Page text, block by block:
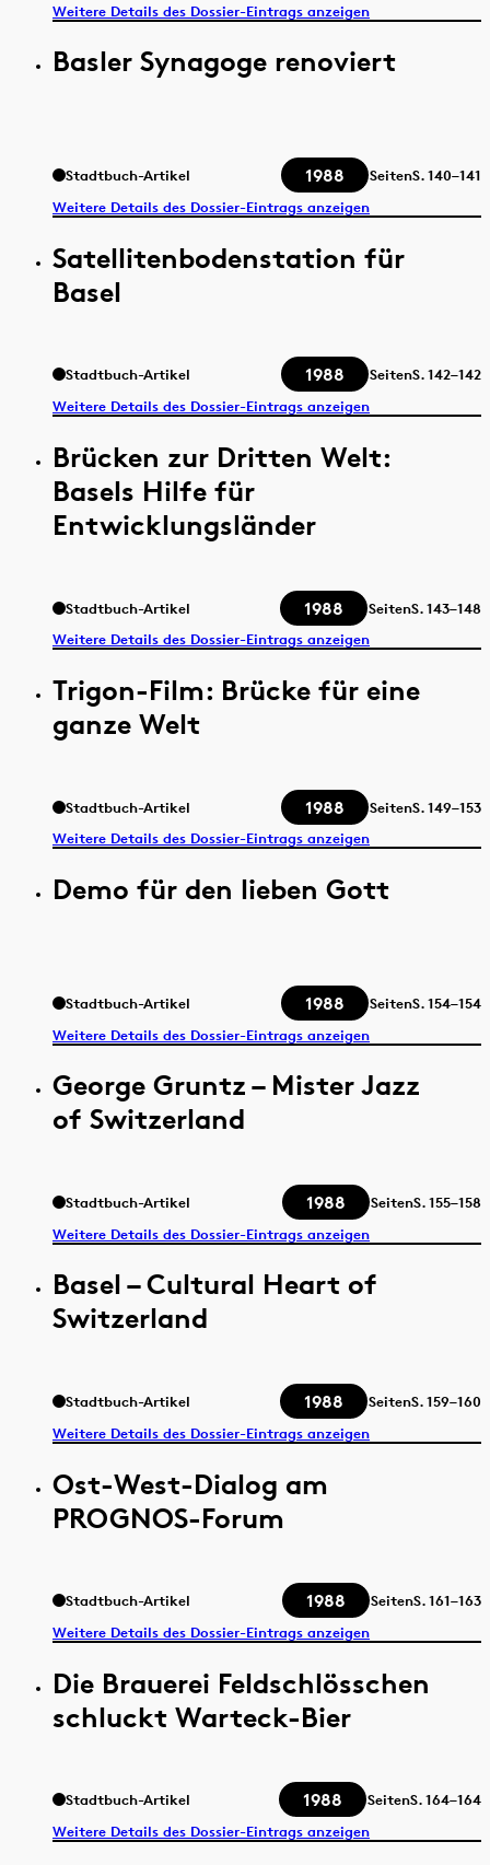
Weitere Details des Dossier-Eintrags anzeigen
Basler Synagoge renoviert
Stadtbuch-Artikel 1988 SeitenS.140–141
Weitere Details des Dossier-Eintrags anzeigen
Satellitenbodenstation für
Basel
Stadtbuch-Artikel 1988 SeitenS.142–142
Weitere Details des Dossier-Eintrags anzeigen
Brücken zur Dritten Welt:
Basels Hilfe für
Entwicklungsländer
Stadtbuch-Artikel 1988 SeitenS.143–148
Weitere Details des Dossier-Eintrags anzeigen
Trigon-Film: Brücke für eine
ganze Welt
Stadtbuch-Artikel 1988 SeitenS.149–153
Weitere Details des Dossier-Eintrags anzeigen
Demo für den lieben Gott
Stadtbuch-Artikel 1988 SeitenS.154–154
Weitere Details des Dossier-Eintrags anzeigen
George Gruntz – Mister Jazz
of Switzerland
Stadtbuch-Artikel 1988 SeitenS.155–158
Weitere Details des Dossier-Eintrags anzeigen
Basel – Cultural Heart of
Switzerland
Stadtbuch-Artikel 1988 SeitenS.159–160
Weitere Details des Dossier-Eintrags anzeigen
Ost-West-Dialog am
PROGNOS-Forum
Stadtbuch-Artikel 1988 SeitenS.161–163
Weitere Details des Dossier-Eintrags anzeigen
Die Brauerei Feldschlösschen
schluckt Warteck-Bier
Stadtbuch-Artikel 1988 SeitenS.164–164
Weitere Details des Dossier-Eintrags anzeigen